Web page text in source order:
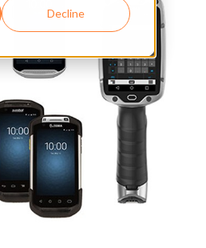
Decline